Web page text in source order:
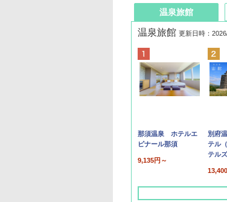
温泉旅館
温泉旅館 更新日時：
那須温泉 ホテルエ
ピナール那須
9,135円～
別府
テル
テル